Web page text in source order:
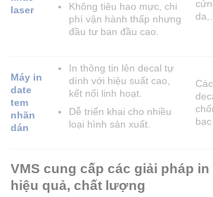
laser
Không tiêu hao mực, chi
phí vận hành thấp nhưng
đầu tư ban đầu cao.
Máy in
date
tem
nhãn
dán
In thông tin lên decal tự
dính với hiệu suất cao,
kết nối linh hoạt.
Dễ triển khai cho nhiều
loại hình sản xuất.
VMS cung cấp các giải pháp in
hiệu quả, chất lượng